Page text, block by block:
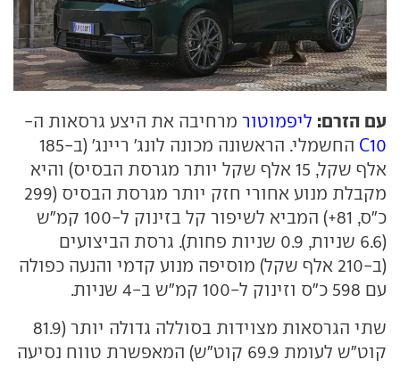
עם הזרם: ליפמוטור מרחיבה את היצע גרסאות ה-
C10
החשמלי. הראשונה מכונה לונג' ריינג' (ב-185
אלף שקל, 15 אלף שקל יותר מגרסת הבסיס) והיא
מקבלת מנוע אחורי חזק יותר מגרסת הבסיס (299
כ"ס, 81+) המביא לשיפור קל בזינוק ל-100 קמ"ש
(6.6 שניות, 0.9 שניות פחות). גרסת הביצועים
(ב-210 אלף שקל) מוסיפה מנוע קדמי והנעה כפולה
עם 598 כ"ס וזינוק ל-100 קמ"ש ב-4 שניות.
שתי הגרסאות מצוידות בסוללה גדולה יותר (81.9
קוט"ש לעומת 69.9 קוט"ש) המאפשרת טווח נסיעה